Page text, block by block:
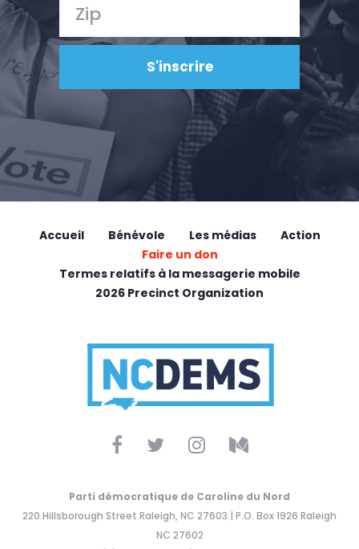
Accueil Bénévole Les médias
Action
Faire un don
Termes relatifs à la messagerie mobile
2026 Precinct Organization
Parti démocratique de Caroline du Nord
220 Hillsborough Street Raleigh, NC 27603 | P.O. Box 1926 Raleigh
NC 27602